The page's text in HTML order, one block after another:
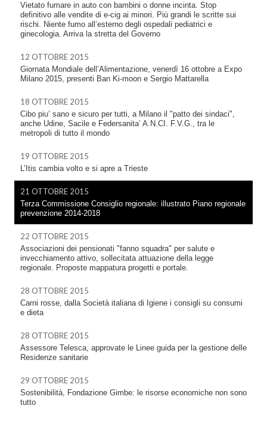
Vietato fumare in auto con bambini o donne incinta. Stop
definitivo alle vendite di e-cig ai minori. Più grandi le scritte sui
rischi. Niente fumo all’esterno degli ospedali pediatrici e
ginecologia. Arriva la stretta del Governo
12 OTTOBRE 2015
Giornata Mondiale dell’Alimentazione, venerdì 16 ottobre a Expo
Milano 2015, presenti Ban Ki-moon e Sergio Mattarella
18 OTTOBRE 2015
Cibo piu’ sano e sicuro per tutti, a Milano il "patto dei sindaci",
anche Udine, Sacile e Federsanita’ A.N.CI. F.V.G., tra le
metropoli di tutto il mondo
19 OTTOBRE 2015
L’Itis cambia volto e si apre a Trieste
21 OTTOBRE 2015
Terza Commissione Consiglio regionale: illustrato Piano regionale
prevenzione 2014-2018
22 OTTOBRE 2015
Associazioni dei pensionati "fanno squadra" per salute e
invecchiamento attivo, sollecitata attuazione della legge
regionale. Proposte mappatura progetti e portale.
28 OTTOBRE 2015
Carni rosse, dalla Società italiana di Igiene i consigli su consumi
e dieta
28 OTTOBRE 2015
Assessore Telesca, approvate le Linee guida per la gestione delle
Residenze sanitarie
29 OTTOBRE 2015
Sostenibilità, Fondazione Gimbe: le risorse economiche non sono
tutto